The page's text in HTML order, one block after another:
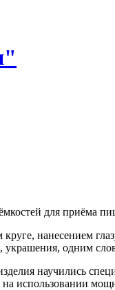
для приёма
нанесением
украшения, одним
научились
использовании